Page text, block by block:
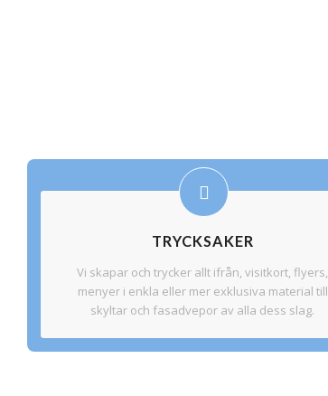
TRYCKSAKER
Vi skapar och trycker allt ifrån, visitkort, flyers,
menyer i enkla eller mer exklusiva material till
skyltar och fasadvepor av alla dess slag.